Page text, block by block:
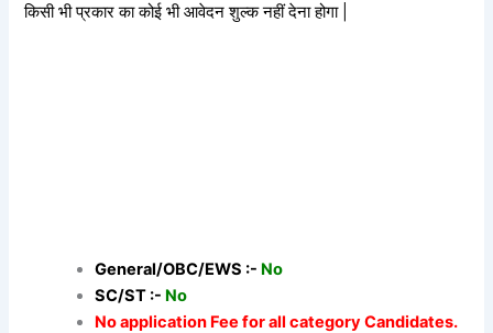
किसी भी प्रकार का कोई भी आवेदन शुल्क नहीं देना होगा |
General/OBC/EWS :- No
SC/ST :- No
No application Fee for all category Candidates.